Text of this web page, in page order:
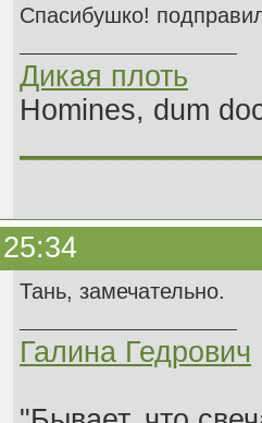
Спасибушко!
Дикая плоть
Homines, dum
Тань, замечательно.
Галина Гедрович